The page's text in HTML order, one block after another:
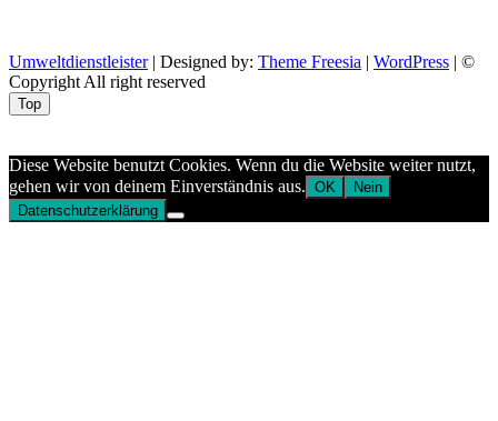
Umweltdienstleister| Designed by: Theme Freesia | WordPress | ©
Copyright All right reserved
Top
Diese Website benutzt Cookies. Wenn du die Website weiter nutzt,
gehen wir von deinem Einverständnis aus. OK
Nein
Datenschutzerklärung